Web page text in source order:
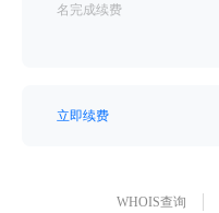
名完成续费
立即续费
WHOIS查询